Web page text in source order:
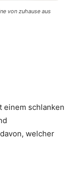
von zuhause aus
einem schlanken
welcher